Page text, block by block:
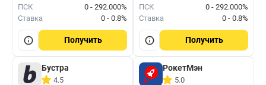
ПСК
0 - 292.000%
Ставка
0 - 0.8%
Получить
ПСК
0 - 292.000%
Ставка
0 - 0.8%
Получить
Бустра
4.5
РокетМэн
5.0